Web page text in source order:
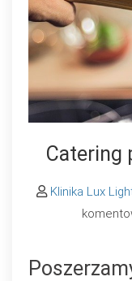
Catering
Klinika Lux